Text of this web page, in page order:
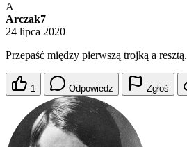
A
Arczak7
24 lipca 2020
Przepaść między pierwszą trojką a resztą.
1 Odpowiedz Zgłoś